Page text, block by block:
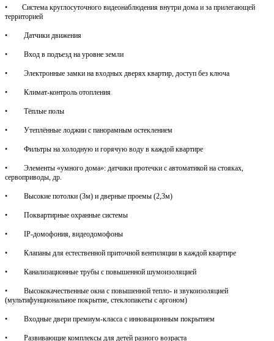
• Система круглосуточного видеонаблюдения внутри дома и за прилегающей
территорией
• Датчики движения
• Вход в подъезд на уровне земли
• Электронные замки на входных дверях квартир, доступ без ключа
• Климат-контроль отопления
• Тёплые полы
• Утеплённые лоджии с панорамным остеклением
• Фильтры на холодную и горячую воду в каждой квартире
• Элементы «умного дома»: датчики протечки с автоматикой на стояках,
сервоприводы, др.
• Высокие потолки (3м) и дверные проемы (2,3м)
• Поквартирные охранные системы
• IP-домофония, видеодомофоны
• Клапаны для естественной приточной вентиляции в каждой квартире
• Канализационные трубы с повышенной шумоизоляцией
• Высококачественные окна с повышенной тепло- и звукоизоляцией
(мультифунциональное покрытие, стеклопакеты с аргоном)
• Входные двери премиум-класса с инновационным покрытием
• Развивающие комплексы для детей разного возраста